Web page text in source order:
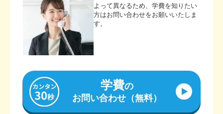
よって異なるため、学費を知りたい
方はお問い合わせをお願いいたしま
す。
学費の
お問い合わせ（無料）